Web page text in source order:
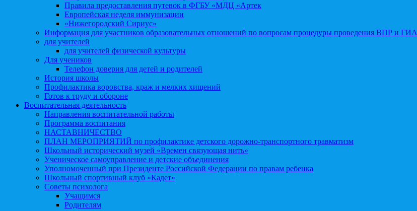
Правила предоставления путевок в ФГБУ «МДЦ «Артек
Европейская неделя иммунизации
«Нижегородский Сириус»
Информация для участников образовательных отношений по вопросам процедуры проведения ВПР и ГИА
для учителей
для учителей физической культуры
Для учеников
Телефон доверия для детей и родителей
История школы
Профилактика воровства, краж и мелких хищений
Готов к труду и обороне
Воспитательная деятельность
Направления воспитательной работы
Программа воспитания
НАСТАВНИЧЕСТВО
ПЛАН МЕРОПРИЯТИЙ по профилактике детского дорожно-транспортного травматизм
Школьный исторический музей «Времен связующая нить»
Ученическое самоуправление и детские объединения
Уполномоченный при Президенте Российской Федерации по правам ребенка
Школьный спортивный клуб «Кадет»
Советы психолога
Учащимся
Родителям